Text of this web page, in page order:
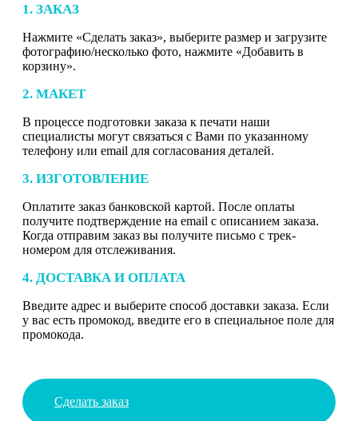
1. ЗАКАЗ
Нажмите «Сделать заказ», выберите размер и загрузите
фотографию/несколько фото, нажмите «Добавить в
корзину».
2. МАКЕТ
В процессе подготовки заказа к печати наши
специалисты могут связаться с Вами по указанному
телефону или email для согласования деталей.
3. ИЗГОТОВЛЕНИЕ
Оплатите заказ банковской картой. После оплаты
получите подтверждение на email с описанием заказа.
Когда отправим заказ вы получите письмо с трек-
номером для отслеживания.
4. ДОСТАВКА И ОПЛАТА
Введите адрес и выберите способ доставки заказа. Если
у вас есть промокод, введите его в специальное поле для
промокода.
Сделать заказ